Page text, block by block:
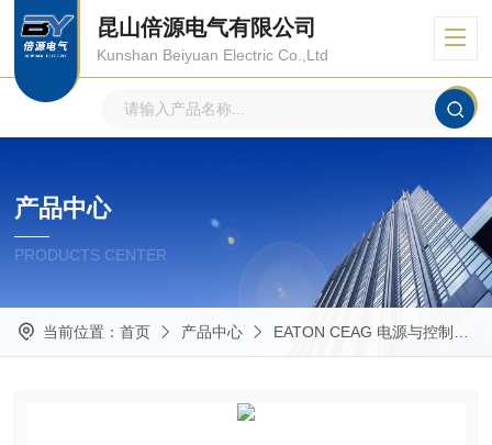
昆山倍源电气有限公司
Kunshan Beiyuan Electric Co.,Ltd
产品中心
PRODUCTS CENTER
当前位置： 首页 产品中心 EATON CEAG 电源与控制